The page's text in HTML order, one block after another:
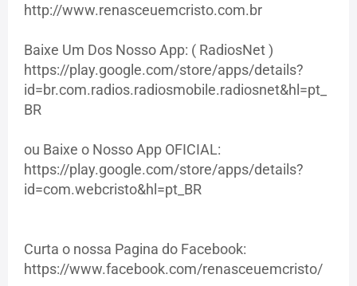
http://www.renasceuemcristo.com.br
Baixe Um Dos Nosso App: ( RadiosNet )
https://play.google.com/store/apps/details?
id=br.com.radios.radiosmobile.radiosnet&hl=pt_
BR
ou Baixe o Nosso App OFICIAL:
https://play.google.com/store/apps/details?
id=com.webcristo&hl=pt_BR
Curta o nossa Pagina do Facebook:
https://www.facebook.com/renasceuemcristo/